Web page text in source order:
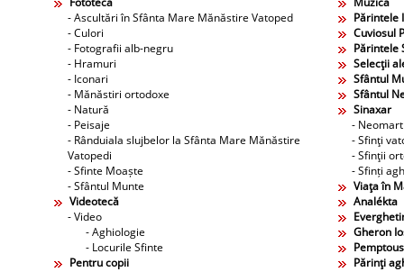
- Ascultări în Sfânta Mare Mănăstire Vatoped
- Culori
- Fotografii alb-negru
- Hramuri
- Iconari
- Mănăstiri ortodoxe
- Natură
- Peisaje
- Rânduiala slujbelor la Sfânta Mare Mănăstire
Vatopedi
- Sfinte Moaște
- Sfântul Munte
Părintele
Cuviosul
Părintele
Selecţii
Sfântul
Sfântul
Sinaxar
-
- Sfinţi
- Sfinţii
- Sfinți
Viaţa în
Videotecă
- Video
- Aghiologie
- Locurile Sfinte
Analékta
Gheron
Pentru copii
Părinţi